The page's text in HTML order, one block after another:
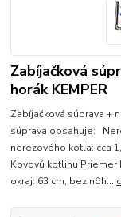
Zabíjačková
horák KEMPER
Zabíjačková súprava +
súprava obsahuje:
nerezového kotla: cca
Kovovú kotlinu Priemer
okraj: 63 cm, bez nôh...